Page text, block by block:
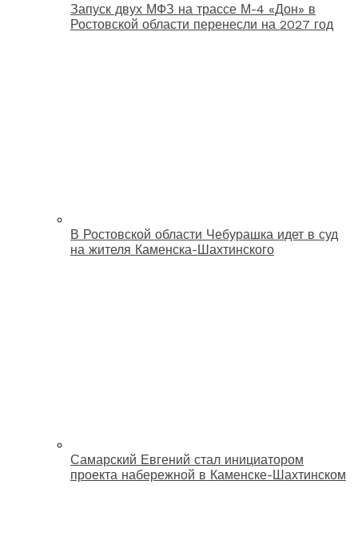
Запуск двух МФЗ на трассе М-4 «Дон» в
Ростовской области перенесли на 2027 год
В Ростовской области Чебурашка идет в суд
на жителя Каменска-Шахтинского
Самарский Евгений стал инициатором
проекта набережной в Каменске-Шахтинском